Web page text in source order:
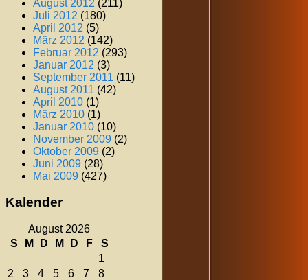
August 2012 (211)
Juli 2012 (180)
April 2012 (5)
März 2012 (142)
Februar 2012 (293)
Januar 2012 (3)
September 2011 (11)
August 2011 (42)
April 2010 (1)
März 2010 (1)
Januar 2010 (10)
November 2009 (2)
Oktober 2009 (2)
Juni 2009 (28)
Mai 2009 (427)
Kalender
August 2026
S
M D M D F
S
1
2
3 4 5 6 7
8